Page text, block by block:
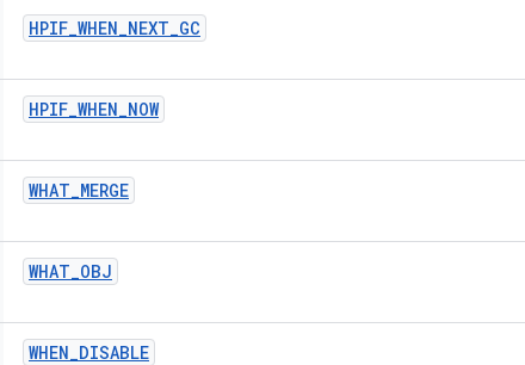
HPIF_WHEN_NEXT_GC
HPIF_WHEN_NOW
WHAT_MERGE
WHAT_OBJ
WHEN_DISABLE